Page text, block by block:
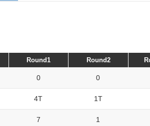
Round1 Round2
0 0
4T 1T
7 1